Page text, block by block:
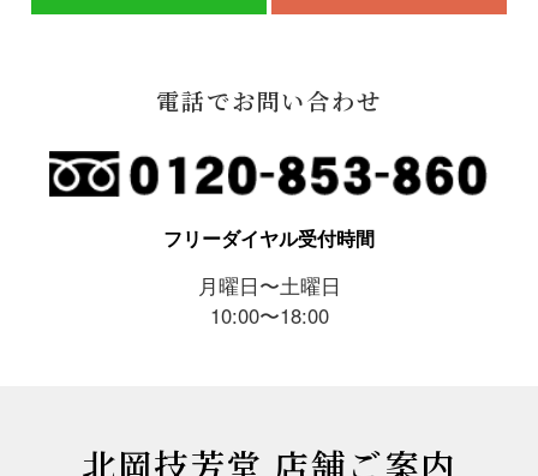
電話でお問い合わせ
フリーダイヤル受付時間
月曜日〜土曜日
10:00〜18:00
北岡技芳堂 店舗ご案内